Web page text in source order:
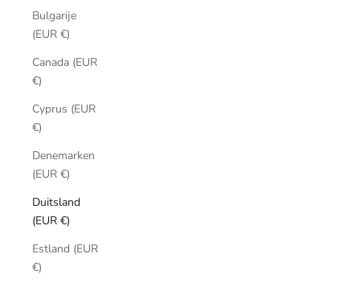
Bulgarije
(EUR €)
Canada (EUR
€)
Cyprus (EUR
€)
Denemarken
(EUR €)
Duitsland
(EUR €)
Estland (EUR
€)